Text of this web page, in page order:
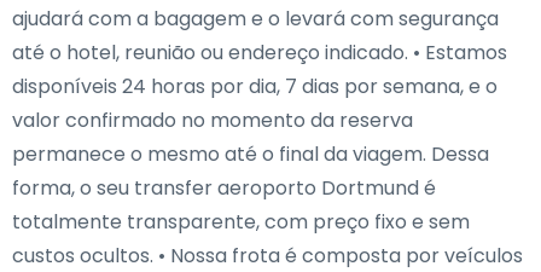
ajudará com a bagagem e o levará com segurança
até o hotel, reunião ou endereço indicado. • Estamos
disponíveis 24 horas por dia, 7 dias por semana, e o
valor confirmado no momento da reserva
permanece o mesmo até o final da viagem. Dessa
forma, o seu transfer aeroporto Dortmund é
totalmente transparente, com preço fixo e sem
custos ocultos. • Nossa frota é composta por veículos